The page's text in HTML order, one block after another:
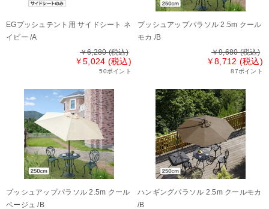
EGプッシュテント用 サイドシート ネ
イビー /A
￥6,280(税込)
￥5,024 (税込)
50ポイント
プッシュアップパラソル 2.5m クール
モカ /B
￥9,680(税込)
￥8,712 (税込)
87ポイント
プッシュアップパラソル 2.5m クール
ベージュ /B
ハンギングパラソル 2.5m クールモカ
/B